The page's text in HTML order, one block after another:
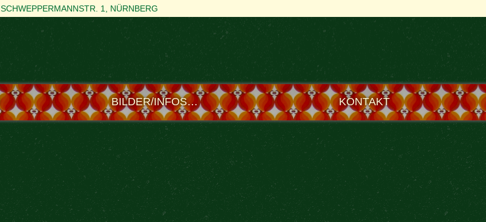
SCHWEPPERMANNSTR. 1, NÜRNBERG
BILDER/INFOS… KONTAKT